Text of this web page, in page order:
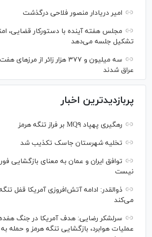
امیر دریادار منصور فلاحی درگذشت
مجلس هفته آینده با دستورکار قضایی،
تشکیل جلسه می‌دهد
سه میلیون و ۳۷۷ هزار زائر از
عراق شدند
پربازدیدترین اخبار
رهگیری پهپاد MQ۹ بر فراز تنگه هرمز
تخلیه شهرستان جاسک تکذیب شد
توافق ایران و عمان به معنای بازگشایی
نیست
ذوالقدر: ادامه آتش‌افروزی آمریکا قفل
می‌کند
سرلشکر رضایی: هدف آمریکا در جنگ هفده
عملیات هوابرد، بازگشایی تنگه هرمز و حمله